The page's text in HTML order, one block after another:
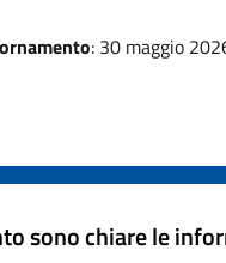
: 30 maggio
sono chiare le